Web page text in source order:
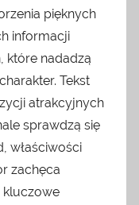
pięknych
informacji
które nadadzą
Tekst
atrakcyjnych
sprawdzą się
właściwości
zachęca
kluczowe